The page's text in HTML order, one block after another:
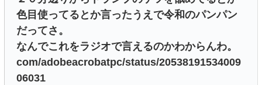
色目使ってるとか言ったうえで令和のパンパン
だってさ。
なんでこれをラジオで言えるのかわからんわ。
com/adobeacrobatpc/status/20538191534009
06031